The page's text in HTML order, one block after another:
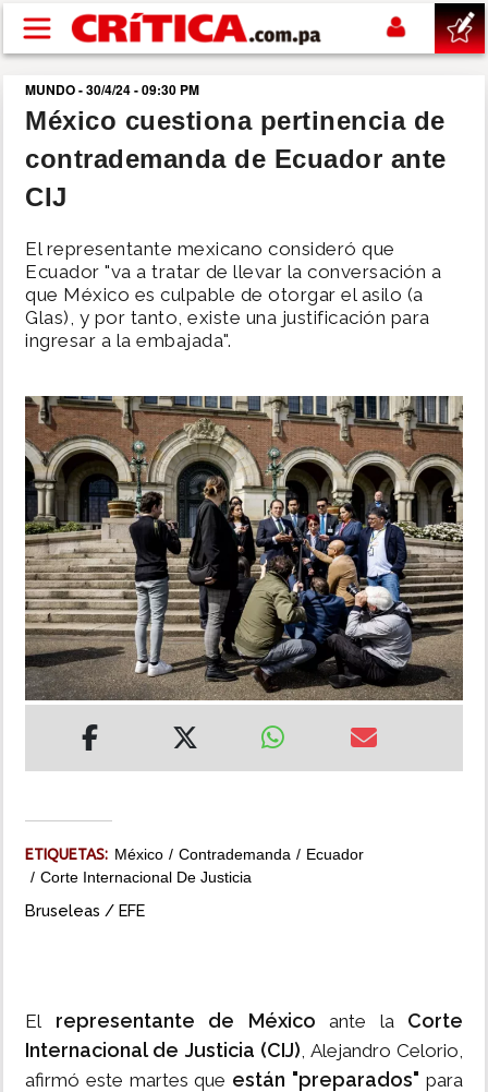
Pasar al contenido principal
buscar
SUCESOS
POLÍTICA
SHOW
DEPORTES
MUNDO
INSÓLITAS
MULTIMEDIA
IMPRESO
MUNDO - 30/4/24 - 09:30 PM
México cuestiona pertinencia de
contrademanda de Ecuador ante
CIJ
El representante mexicano consideró que
Ecuador "va a tratar de llevar la conversación a
que México es culpable de otorgar el asilo (a
Glas), y por tanto, existe una justificación para
ingresar a la embajada".
ETIQUETAS: México Contrademanda
Ecuador
Corte Internacional De Justicia
Bruseleas / EFE
El representante de México ante la Corte
Internacional de Justicia (CIJ), Alejandro Celorio,
afirmó este martes que están "preparados" para